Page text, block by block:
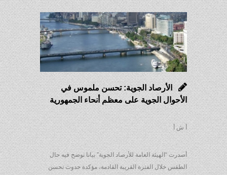
الأرصاد الجوية: تحسن ملموس في
الأحوال الجوية على معظم أنحاء الجمهورية
أ ش أ
أصدرت “الهيئة العامة للأرصاد الجوية” بيانا توضح فيه حال
الطقس خلال الفترة القريبة القادمة، مؤكدة حدوث تحسن